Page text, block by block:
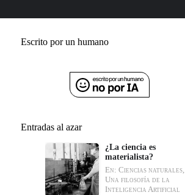
Escrito por un humano
Entradas al azar
¿La ciencia es
materialista?
En: Ciencias naturales,
Una filosofía de la
Inteligencia Artificial